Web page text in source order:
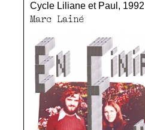
Cycle Liliane et Paul, 1992
Marc Lainé